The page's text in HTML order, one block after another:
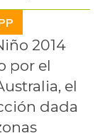
2014
por el
el
dada